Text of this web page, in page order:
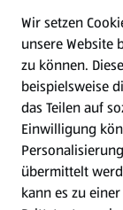
WhatsApp
Gewinnspiele
Mein HOFER.
Meine Meinung.
Wir setzen
unsere Website
zu können.
beispielsweise
das Teilen auf
Einwilligung
übermittelt
kann es zu